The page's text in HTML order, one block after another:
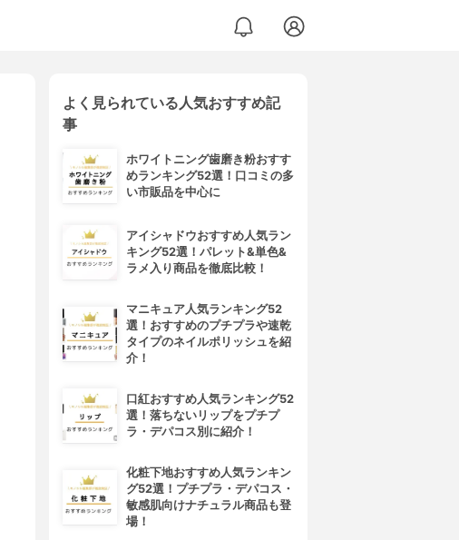
よく見られている人気おすすめ記
事
ホワイトニング歯磨き粉おすす
めランキング52選！口コミの多
い市販品を中心に
アイシャドウおすすめ人気ラン
キング52選！パレット&単色&
ラメ入り商品を徹底比較！
マニキュア人気ランキング52
選！おすすめのプチプラや速乾
タイプのネイルポリッシュを紹
介！
口紅おすすめ人気ランキング52
選！落ちないリップをプチプ
ラ・デパコス別に紹介！
化粧下地おすすめ人気ランキン
グ52選！プチプラ・デパコス・
敏感肌向けナチュラル商品も登
場！